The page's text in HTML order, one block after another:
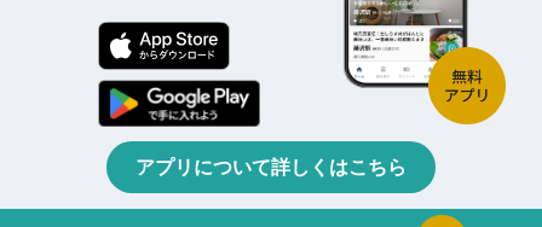
アプリについて詳しくはこちら